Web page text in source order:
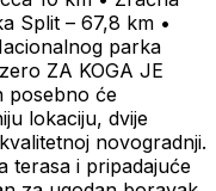
Split – 67,8 km •
parka
ZA KOGA JE
posebno će
lokaciju, dvije
novogradnji.
terasa i pripadajuće